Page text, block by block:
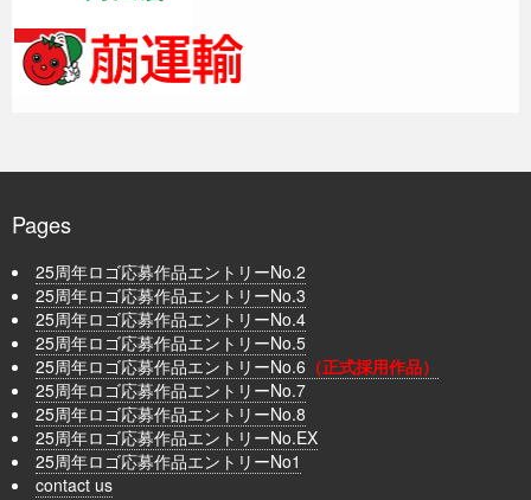
Pages
25周年ロゴ応募作品エントリーNo.2
25周年ロゴ応募作品エントリーNo.3
25周年ロゴ応募作品エントリーNo.4
25周年ロゴ応募作品エントリーNo.5
25周年ロゴ応募作品エントリーNo.6 （正式採用作品）
25周年ロゴ応募作品エントリーNo.7
25周年ロゴ応募作品エントリーNo.8
25周年ロゴ応募作品エントリーNo.EX
25周年ロゴ応募作品エントリーNo1
contact us